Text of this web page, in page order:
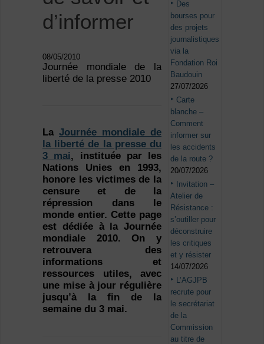
d’informer
08/05/2010
Journée mondiale de la
liberté de la presse 2010
La Journée mondiale de
la liberté de la presse du
3 mai, instituée par les
Nations Unies en 1993,
honore les victimes de la
censure et de la
répression dans le
monde entier. Cette page
est dédiée à la Journée
mondiale 2010. On y
retrouvera des
informations et
ressources utiles, avec
une mise à jour régulière
jusqu’à la fin de la
semaine du 3 mai.
Des
bourses pour
des projets
journalistiques
via la
Fondation Roi
Baudouin
27/07/2026
Carte
blanche –
Comment
informer sur
les accidents
de la route ?
20/07/2026
Invitation –
Atelier de
Résistance :
s’outiller pour
déconstruire
les critiques
et y résister
14/07/2026
L’AGJPB
recrute pour
le secrétariat
de la
Commission
au titre de